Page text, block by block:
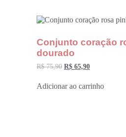
Conjunto coração
dourado
R$75,90 R$ 65,90
Adicionar ao carrinho